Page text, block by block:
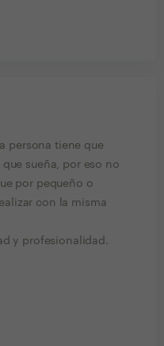
persona tiene que
sueña, por eso no
por pequeño o
con la misma
y profesionalidad.